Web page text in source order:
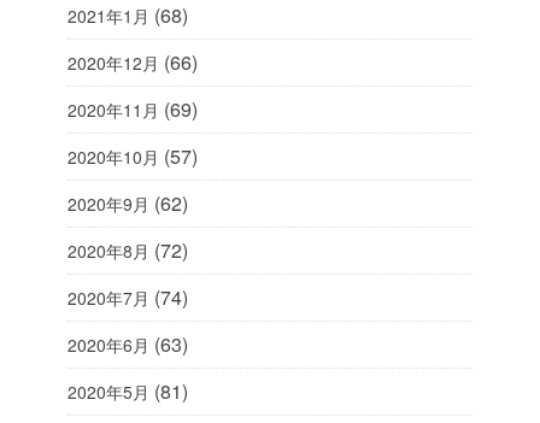
2021年1月 (68)
2020年12月 (66)
2020年11月 (69)
2020年10月 (57)
2020年9月 (62)
2020年8月 (72)
2020年7月 (74)
2020年6月 (63)
2020年5月 (81)